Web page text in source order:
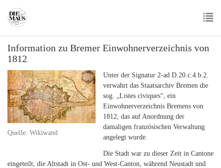
main
Information zu Bremer Einwohnerverzeichnis von
1812
Quelle: Wikiwand
Unter der Signatur 2-ad D.20.c.4.b.2.
verwahrt das Staatsarchiv Bremen die
sog. „Listes civiques“, ein
Einwohnerverzeichnis Bremens von
1812, das auf Anordnung der
damaligen französischen Verwaltung
angelegt wurde.
Die Stadt war zu dieser Zeit in Cantone
eingeteilt, die Altstadt in Ost- und West-Canton, während Neustadt und